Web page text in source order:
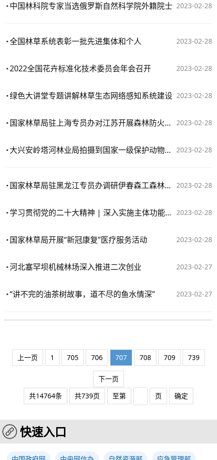
2023-02-28
中国林科院专家当选俄罗斯自然科学院外籍院士
2023-02-28
全国林草系统表彰一批先进集体和个人
2023-02-28
2022全国花卉标准化技术委员会年会召开
2023-02-28
绿色大讲堂专题讲解林草生态网络感知系统建设
2023-02-28
国家林草局驻上海专员办对江苏开展森林防火包片蹲点督查
2023-02-28
大兴安岭塔河林业局拍摄到国家一级保护动物紫貂
2023-02-28
国家林草局驻黑龙江专员办调研伊春森工森林可持续经营试点工作
2023-02-28
学习贯彻党的二十大精神 | 深入实施主体功能区战略——落实重大发展战略，开创事业新局⑤
2023-02-28
国家林草局开展“新冠康复”医疗服务活动
2023-02-27
河北塞罕坝机械林场深入推进二次创业
2023-02-27
“讲不完的油茶树故事，道不尽的鱼水情深”
上一页 1 705 706 707 708 709 739
下一页
共14764条
共739页 至第 页 确定
快速入口